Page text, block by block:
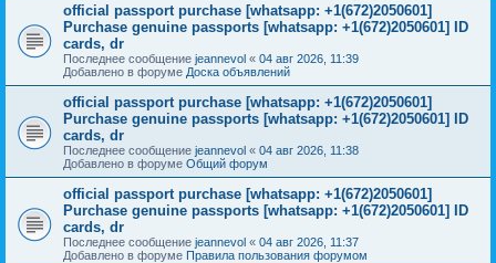
official passport purchase [whatsapp: +1(672)2050601]
Purchase genuine passports [whatsapp: +1(672)2050601] ID
cards, dr
Последнее сообщение jeannevol « 04 авг 2026, 11:39
Добавлено в форуме Доска объявлений
official passport purchase [whatsapp: +1(672)2050601]
Purchase genuine passports [whatsapp: +1(672)2050601] ID
cards, dr
Последнее сообщение jeannevol « 04 авг 2026, 11:38
Добавлено в форуме Общий форум
official passport purchase [whatsapp: +1(672)2050601]
Purchase genuine passports [whatsapp: +1(672)2050601] ID
cards, dr
Последнее сообщение jeannevol « 04 авг 2026, 11:37
Добавлено в форуме Правила пользования форумом